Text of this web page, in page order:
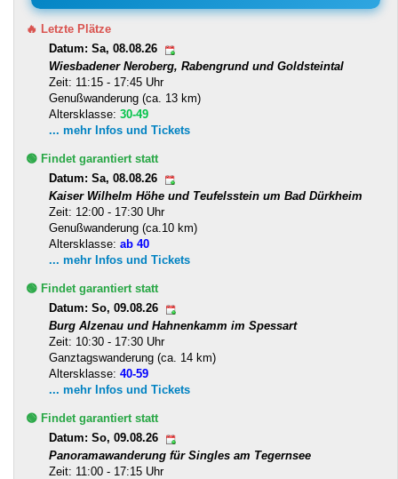
🔥 Letzte Plätze
Datum: Sa, 08.08.26
Wiesbadener Neroberg, Rabengrund und Goldsteintal
Zeit: 11:15 - 17:45 Uhr
Genußwanderung (ca. 13 km)
Altersklasse: 30-49
... mehr Infos und Tickets
🟢 Findet garantiert statt
Datum: Sa, 08.08.26
Kaiser Wilhelm Höhe und Teufelsstein um Bad Dürkheim
Zeit: 12:00 - 17:30 Uhr
Genußwanderung (ca.10 km)
Altersklasse: ab 40
... mehr Infos und Tickets
🟢 Findet garantiert statt
Datum: So, 09.08.26
Burg Alzenau und Hahnenkamm im Spessart
Zeit: 10:30 - 17:30 Uhr
Ganztagswanderung (ca. 14 km)
Altersklasse: 40-59
... mehr Infos und Tickets
🟢 Findet garantiert statt
Datum: So, 09.08.26
Panoramawanderung für Singles am Tegernsee
Zeit: 11:00 - 17:15 Uhr